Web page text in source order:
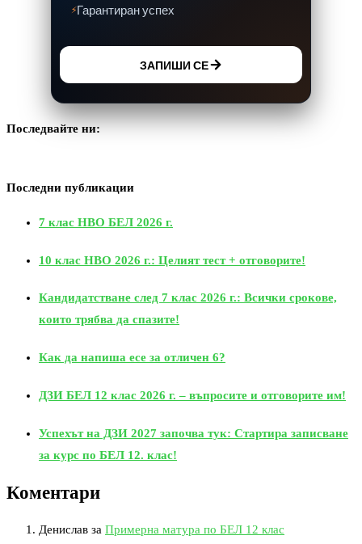
Гарантиран успех
ЗАПИШИ СЕ
Последвайте ни:
Последни публикации
7 клас НВО БЕЛ 2026 г.
10 клас НВО 2026 г.: Целият тест + отговорите!
Кандидатстване след 7 клас 2026 г.: Всички срокове,
които трябва да спазите!
Как да напиша есе за отличен 6?
ДЗИ БЕЛ 12 клас 2026 г. – въпросите и отговорите им!
Успехът на ДЗИ 2027 започва тук: Стартира записване
за курс по БЕЛ 12. клас!
Коментари
Денислав за Примерна матура по БЕЛ 12 клас